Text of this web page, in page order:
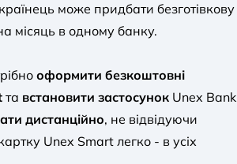
може придбати безготівкову
місяць в одному банку.
оформити безкоштовні
та встановити застосунок Unex Bank
дистанційно, не відвідуючи
Unex Smart легко - в усіх